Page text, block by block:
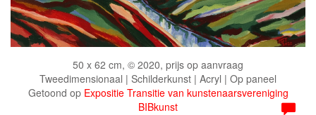
50 x 62 cm, © 2020, prijs op aanvraag
Tweedimensionaal | Schilderkunst | Acryl | Op paneel
Getoond op Expositie Transitie van kunstenaarsvereniging
BIBkunst